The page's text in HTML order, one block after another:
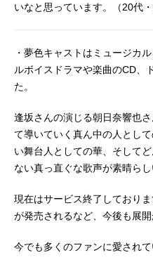
いなと思っています。（20代・
・夢色キャストはミュージカ
ルボイスドラマや楽曲のCD、
た。
逢坂さんの演じる朝日奈響也
て導いていく真ん中の人とし
い舞台人としての華、そして
ない真っ直ぐな歌声が素晴らし
現在はサービス終了しており
が発売されるなど、今後も展開
今でも多くのファンに愛され